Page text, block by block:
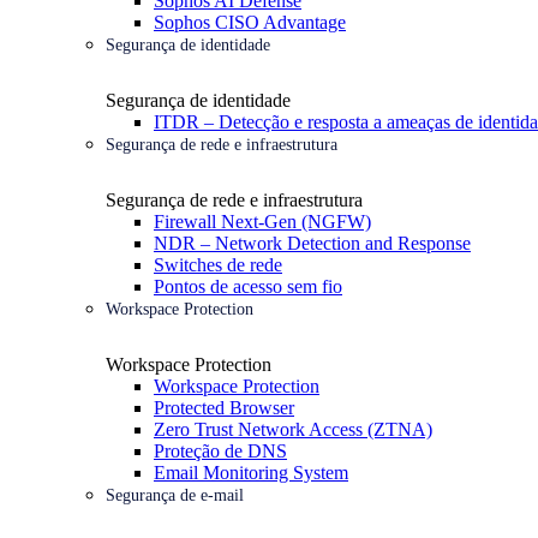
Sophos CISO Advantage
Segurança de identidade
Segurança de identidade
ITDR – Detecção e resposta a ameaças de
Segurança de rede e infraestrutura
Segurança de rede e infraestrutura
Firewall Next-Gen (NGFW)
NDR – Network Detection and Response
Switches de rede
Pontos de acesso sem fio
Workspace Protection
Workspace Protection
Workspace Protection
Protected Browser
Zero Trust Network Access (ZTNA)
Proteção de DNS
Email Monitoring System
Segurança de e-mail